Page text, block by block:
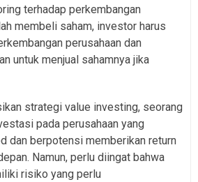
terhadap perkembangan
membeli saham, investor harus
perusahaan dan
untuk menjual sahamnya jika
strategi value investing, seorang
pada perusahaan yang
dan berpotensi memberikan return
Namun, perlu diingat bahwa
risiko yang perlu